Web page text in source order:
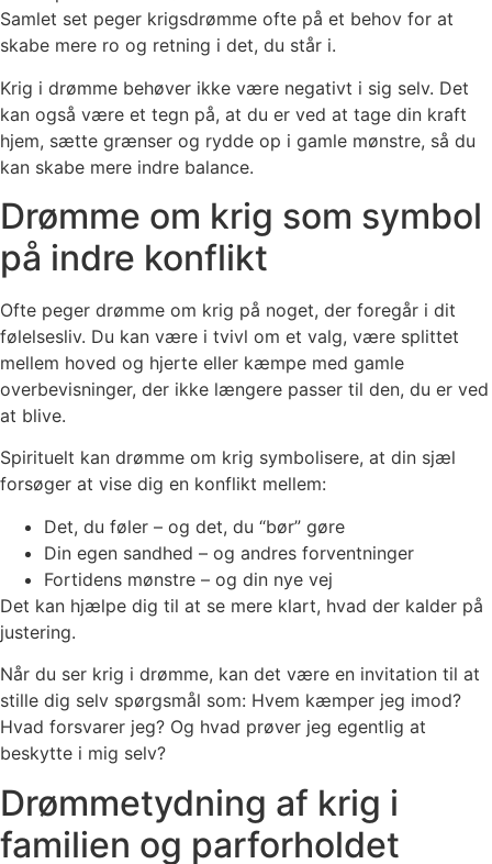
Samlet set peger krigsdrømme ofte på et behov for at
skabe mere ro og retning i det, du står i.
Krig i drømme behøver ikke være negativt i sig selv. Det
kan også være et tegn på, at du er ved at tage din kraft
hjem, sætte grænser og rydde op i gamle mønstre, så du
kan skabe mere indre balance.
Drømme om krig som symbol
på indre konflikt
Ofte peger drømme om krig på noget, der foregår i dit
følelsesliv. Du kan være i tvivl om et valg, være splittet
mellem hoved og hjerte eller kæmpe med gamle
overbevisninger, der ikke længere passer til den, du er ved
at blive.
Spirituelt kan drømme om krig symbolisere, at din sjæl
forsøger at vise dig en konflikt mellem:
Det, du føler – og det, du “bør” gøre
Din egen sandhed – og andres forventninger
Fortidens mønstre – og din nye vej
Det kan hjælpe dig til at se mere klart, hvad der kalder på
justering.
Når du ser krig i drømme, kan det være en invitation til at
stille dig selv spørgsmål som: Hvem kæmper jeg imod?
Hvad forsvarer jeg? Og hvad prøver jeg egentlig at
beskytte i mig selv?
Drømmetydning af krig i
familien og parforholdet